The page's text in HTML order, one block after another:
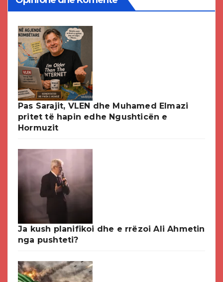
Pas Sarajit, VLEN dhe Muhamed Elmazi
pritet të hapin edhe Ngushticën e
Hormuzit
Ja kush planifikoi dhe e rrëzoi Ali Ahmetin
nga pushteti?